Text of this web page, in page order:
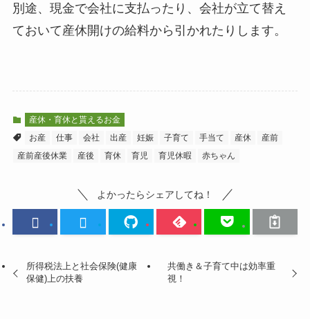
別途、現金で会社に支払ったり、会社が立て替え
ておいて産休開けの給料から引かれたりします。
産休・育休と貰えるお金
お産
仕事 会社 出産 妊娠 子育て 手当て 産休
産前
産前産後休業
産後 育休 育児 育児休暇 赤ちゃん
よかったらシェアしてね！
所得税法上と社会保険(健康
保健)上の扶養
共働き＆子育て中は効率重
視！